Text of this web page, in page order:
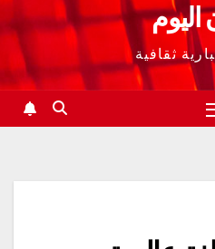
اليوم
ثقافية